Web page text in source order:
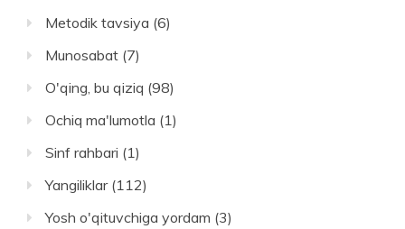
Metodik tavsiya (6)
Munosabat (7)
O'qing, bu qiziq (98)
Ochiq ma'lumotla (1)
Sinf rahbari (1)
Yangiliklar(112)
Yosh o'qituvchiga yordam (3)